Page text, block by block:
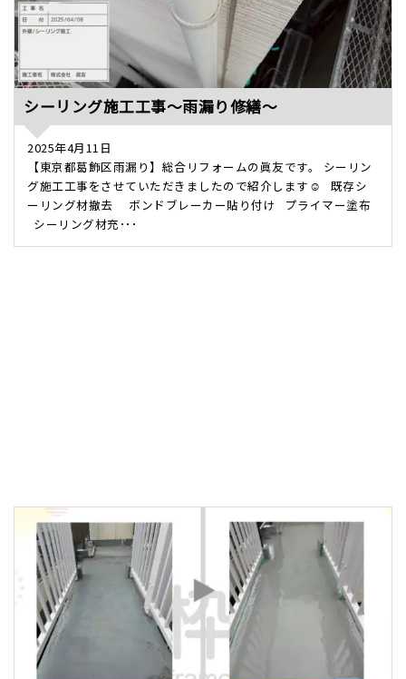
シーリング施工工事～雨漏り修繕～
2025年4月11日
【東京都葛飾区雨漏り】総合リフォームの眞友です。 シーリン
グ施工工事をさせていただきましたので紹介します☺ 既存シ
ーリング材撤去 ボンドブレーカー貼り付け プライマー塗布
シーリング材充･･･